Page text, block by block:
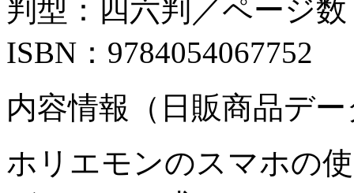
判型：四六判／ページ数
ISBN：9784054067752
内容情報（日販商品デ
ホリエモンのスマホの